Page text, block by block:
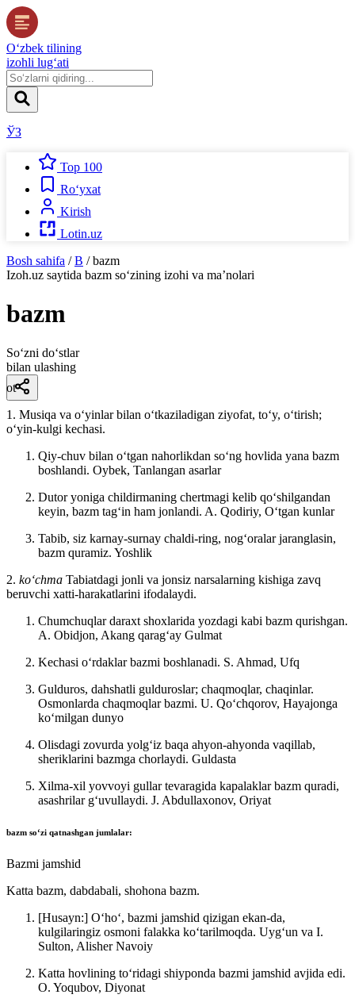
O‘zbek tilining
izohli lug‘ati
ЎЗ
Top 100
Ro‘yxat
Kirish
Lotin.uz
Bosh sahifa / B / bazm
Izoh.uz saytida bazm so‘zining izohi va ma’nolari
bazm
So‘zni do‘stlar
bilan ulashing
ot
1. Musiqa va oʻyinlar bilan oʻtkaziladigan ziyofat, toʻy, oʻtirish;
oʻyin-kulgi kechasi.
Qiy-chuv bilan oʻtgan nahorlikdan soʻng hovlida yana bazm
boshlandi. Oybek, Tanlangan asarlar
Dutor yoniga childirmaning chertmagi kelib qoʻshilgandan
keyin, bazm tagʻin ham jonlandi. A. Qodiriy, Oʻtgan kunlar
Tabib, siz karnay-surnay chaldi-ring, nogʻoralar jaranglasin,
bazm quramiz. Yoshlik
2. koʻchma Tabiatdagi jonli va jonsiz narsalarning kishiga zavq
beruvchi xatti-harakatlarini ifodalaydi.
Chumchuqlar daraxt shoxlarida yozdagi kabi bazm qurishgan.
A. Obidjon, Akang qaragʻay Gulmat
Kechasi oʻrdaklar bazmi boshlanadi. S. Ahmad, Ufq
Gulduros, dahshatli gulduroslar; chaqmoqlar, chaqinlar.
Osmonlarda chaqmoqlar bazmi. U. Qoʻchqorov, Hayajonga
koʻmilgan dunyo
Olisdagi zovurda yolgʻiz baqa ahyon-ahyonda vaqillab,
sheriklarini bazmga chorlaydi. Guldasta
Xilma-xil yovvoyi gullar tevaragida kapalaklar bazm quradi,
asashrilar gʻuvullaydi. J. Abdullaxonov, Oriyat
bazm soʻzi qatnashgan jumlalar:
Bazmi jamshid
Katta bazm, dabdabali, shohona bazm.
[Husayn:] Oʻhoʻ, bazmi jamshid qizigan ekan-da,
kulgilaringiz osmoni falakka koʻtarilmoqda. Uygʻun va I.
Sulton, Alisher Navoiy
Katta hovlining toʻridagi shiyponda bazmi jamshid avjida edi.
O. Yoqubov, Diyonat